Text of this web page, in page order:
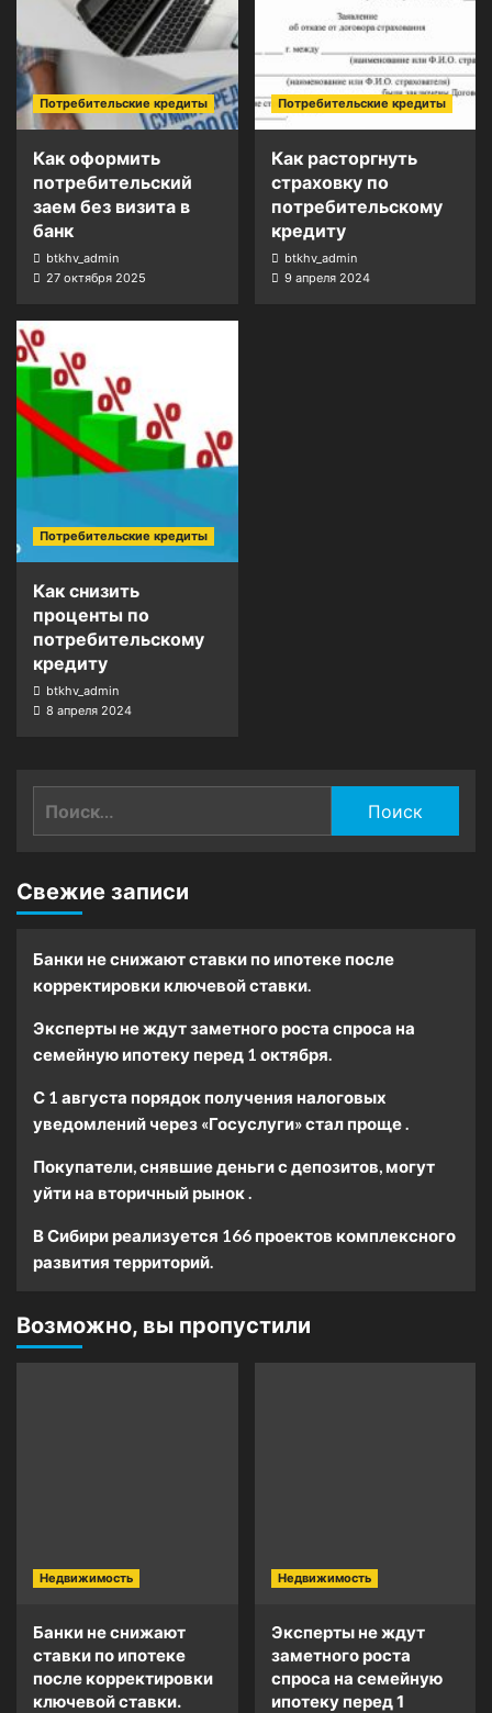
Потребительские кредиты
Как оформить
потребительский
заем без визита в
банк
btkhv_admin
27 октября 2025
Потребительские кредиты
Как расторгнуть
страховку по
потребительскому
кредиту
btkhv_admin
9 апреля 2024
Потребительские кредиты
Как снизить
проценты по
потребительскому
кредиту
btkhv_admin
8 апреля 2024
Свежие записи
Банки не снижают ставки по ипотеке после
корректировки ключевой ставки.
Эксперты не ждут заметного роста спроса на
семейную ипотеку перед 1 октября.
С 1 августа порядок получения налоговых
уведомлений через «Госуслуги» стал проще .
Покупатели, снявшие деньги с депозитов, могут
уйти на вторичный рынок .
В Сибири реализуется 166 проектов комплексного
развития территорий.
Возможно, вы пропустили
Недвижимость
Банки не снижают
ставки по ипотеке
после корректировки
ключевой ставки.
Недвижимость
Эксперты не ждут
заметного роста
спроса на семейную
ипотеку перед 1